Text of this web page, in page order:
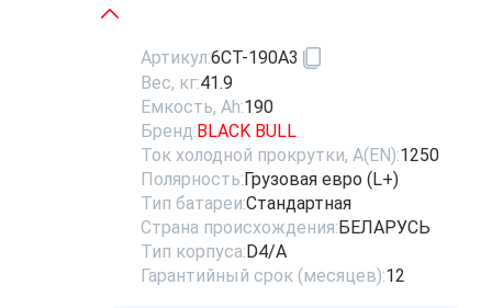
Артикул:6СТ-190A3
Вес, кг:41.9
Емкость, Ah:190
Бренд:BLACK BULL
Ток холодной прокрутки, A(EN):1250
Полярность:Грузовая евро (L+)
Тип батареи:Стандартная
Страна происхождения:БЕЛАРУСЬ
Тип корпуса:D4/A
Гарантийный срок (месяцев):12